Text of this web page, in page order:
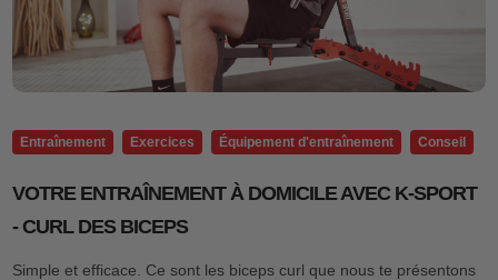
Entraînement Exercices Équipement d'entraînement Conseil
VOTRE ENTRAÎNEMENT À DOMICILE AVEC K-SPORT
- CURL DES BICEPS
Simple et efficace. Ce sont les biceps curl que nous te présentons